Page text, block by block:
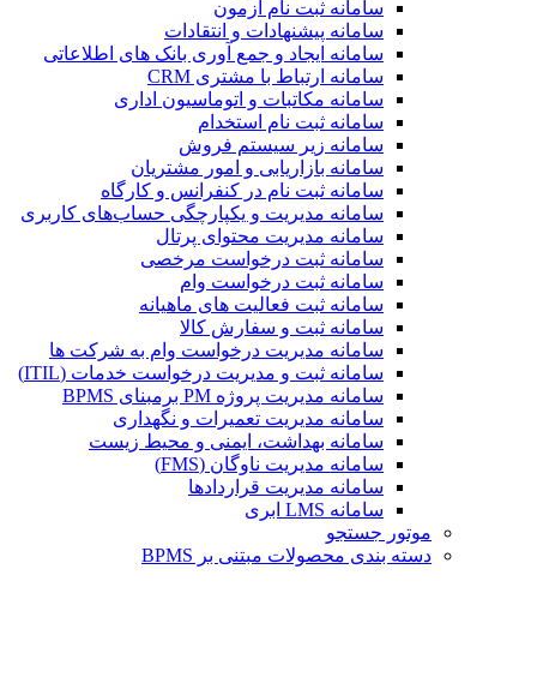
سامانه ثبت نام آزمون
سامانه پیشنهادات و انتقادات
سامانه ایجاد و جمع آوری بانک‌ های اطلاعاتی
سامانه ارتباط با مشتری CRM
سامانه مکاتبات و اتوماسیون اداری
سامانه ثبت نام استخدام
سامانه زیر سیستم فروش
سامانه بازاریابی و امور مشتریان
سامانه ثبت نام در کنفرانس و کارگاه
سامانه مدیریت و یکپارچگی حساب‌های کاربری
سامانه مدیریت محتوای پرتال
سامانه ثبت درخواست مرخصی
سامانه ثبت درخواست وام
سامانه ثبت فعالیت های ماهیانه
سامانه ثبت و سفارش کالا
سامانه مدیریت درخواست وام به شرکت ها
سامانه ثبت و مدیریت درخواست خدمات (ITIL)
سامانه مدیریت پروژه PM برمبنای BPMS
سامانه مدیریت تعمیرات و نگهداری
سامانه بهداشت، ایمنی و محیط زیست
سامانه مدیریت ناوگان (FMS)
سامانه مدیریت قراردادها
سامانه LMS ابری
موتور جستجو
دسته بندی محصولات مبتنی بر BPMS